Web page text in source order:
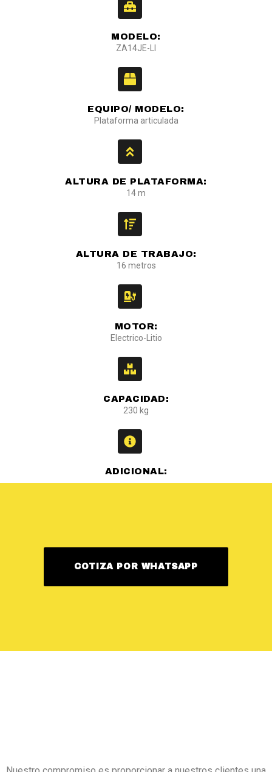
MODELO:
ZA14JE-LI
EQUIPO/ MODELO:
Plataforma articulada
ALTURA DE PLATAFORMA:
14 m
ALTURA DE TRABAJO:
16 metros
MOTOR:
Electrico-Litio
CAPACIDAD:
230 kg
ADICIONAL:
COTIZA POR WHATSAPP